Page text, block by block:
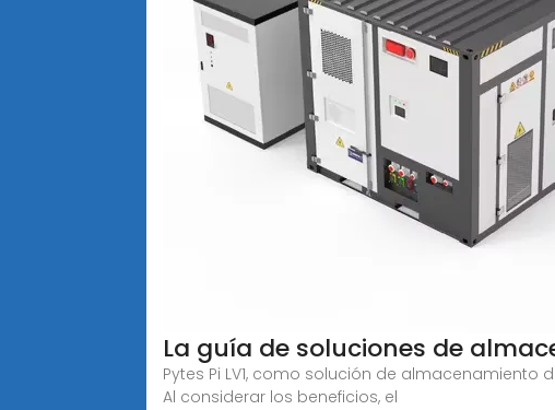
La guía de soluciones de
Pytes Pi LV1, como solución de
Al considerar los beneficios, el